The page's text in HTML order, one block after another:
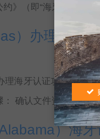
》（即“海牙公约”）
）办理海牙
理海牙认证攻略 要在
： 确认文件资格：首
）海